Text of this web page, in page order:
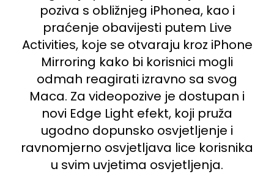
poziva s obližnjeg iPhonea, kao i
praćenje obavijesti putem Live
Activities, koje se otvaraju kroz iPhone
Mirroring kako bi korisnici mogli
odmah reagirati izravno sa svog
Maca. Za videopozive je dostupan i
novi Edge Light efekt, koji pruža
ugodno dopunsko osvjetljenje i
ravnomjerno osvjetljava lice korisnika
u svim uvjetima osvjetljenja.